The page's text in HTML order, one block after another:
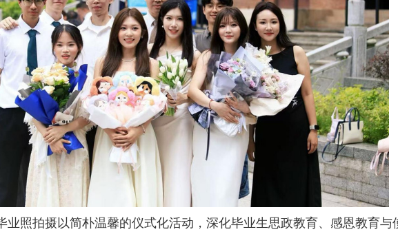
业照拍摄以简朴温馨的仪式化活动，深化毕业生思政教育、感恩教育